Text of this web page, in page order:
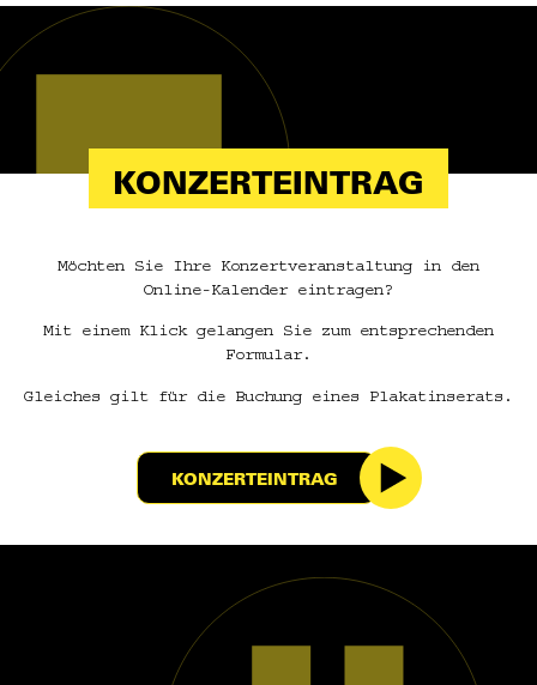
KONZERTEINTRAG
Möchten Sie Ihre Konzertveranstaltung in den
Online-Kalender eintragen?
Mit einem Klick gelangen Sie zum entsprechenden
Formular.
Gleiches gilt für die Buchung eines Plakatinserats.
KONZERTEINTRAG